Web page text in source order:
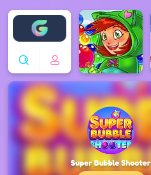
Enjoy4fun
Super Bubble Shooter